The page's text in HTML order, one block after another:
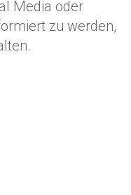
Media oder
zu werden,